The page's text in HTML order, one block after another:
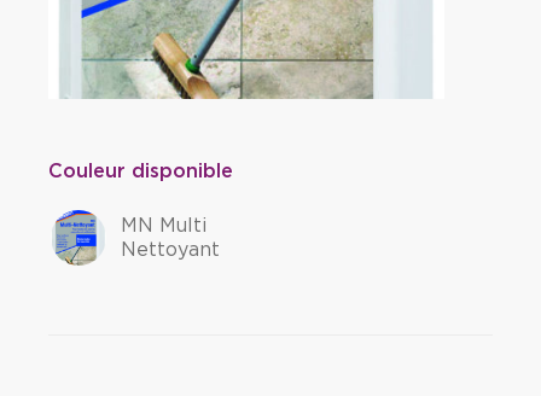
Couleur disponible
MN Multi
Nettoyant